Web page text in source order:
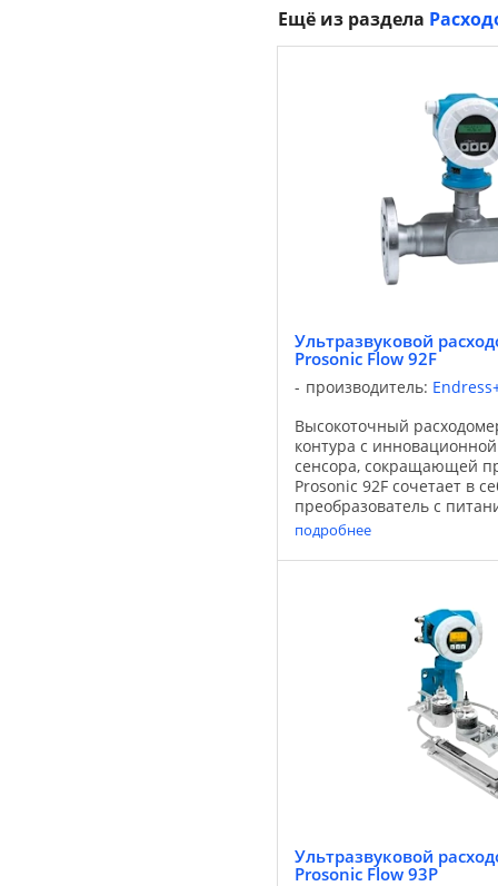
Ещё из раздела
Ультразвуковой
Prosonic Flow 92F
производитель:
Высокоточный
контура с
сенсора, сокращающей
Prosonic 92F сочетает в
преобразователь с
фланцевый датчик в
обеспечивает простую ...
подробнее
Ультразвуковой
Prosonic Flow 93P